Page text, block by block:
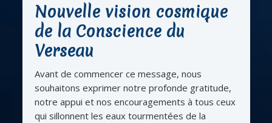
Nouvelle vision cosmique
de la Conscience du
Verseau
Avant de commencer ce message, nous
souhaitons exprimer notre profonde gratitude,
notre appui et nos encouragements à tous ceux
qui sillonnent les eaux tourmentées de la